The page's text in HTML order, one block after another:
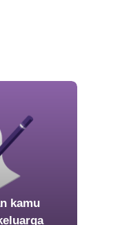
kamu